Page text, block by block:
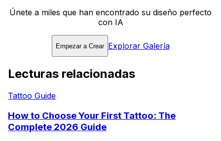
Únete a miles que han encontrado su diseño perfecto
con IA
Empezar a Crear Explorar Galería
Lecturas relacionadas
Tattoo Guide
How to Choose Your First Tattoo: The
Complete 2026 Guide